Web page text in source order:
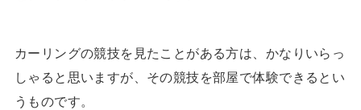
カーリングの競技を見たことがある方は、かなりいらっ
しゃると思いますが、その競技を部屋で体験できるとい
うものです。